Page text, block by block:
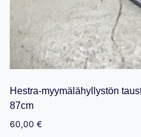
Hestra-myymälähyllystön
87cm
60,00 €